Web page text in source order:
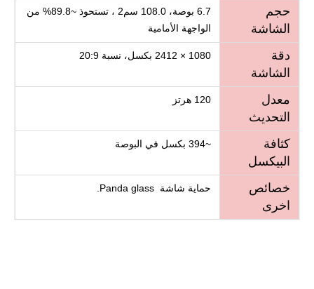
حجم
الشاشة
6.7 بوصة، 108.0 سم2 ، تستحوذ ~89.8% من
الواجهة الأمامية
دقة
الشاشة
1080 × 2412 بكسل، نسبة 20:9
معدل
التحديث
120 هرتز
كثافة
البيكسل
~394 بكسل في البوصة
خصائص
اخرى
حماية شاشة Panda glass.